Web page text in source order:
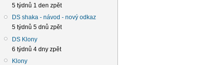
5 týdnů 1 den zpět
DS shaka - návod - nový odkaz
5 týdnů 5 dnů zpět
DS Klony
6 týdnů 4 dny zpět
Klony